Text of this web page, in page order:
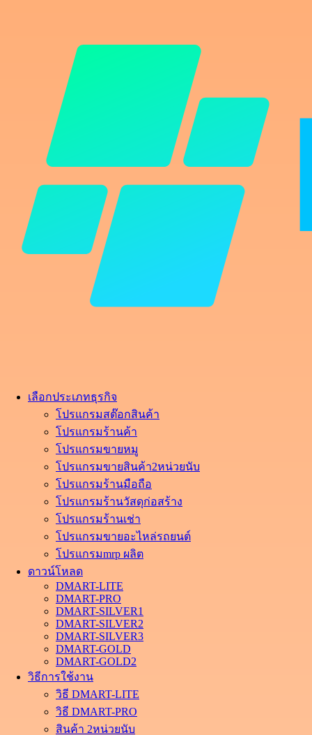
เลือกประเภทธุรกิจ
โปรแกรมสต๊อกสินค้า
โปรแกรมร้านค้า
โปรแกรมขายหมู
โปรแกรมขายสินค้า2หน่วยนับ
โปรแกรมร้านมือถือ
โปรแกรมร้านวัสดุก่อสร้าง
โปรแกรมร้านเช่า
โปรแกรมขายอะไหล่รถยนต์
โปรแกรมmrp ผลิต
ดาวน์โหลด
DMART-LITE
DMART-PRO
DMART-SILVER1
DMART-SILVER2
DMART-SILVER3
DMART-GOLD
DMART-GOLD2
วิธีการใช้งาน
วิธี DMART-LITE
วิธี DMART-PRO
สินค้า 2หน่วยนับ